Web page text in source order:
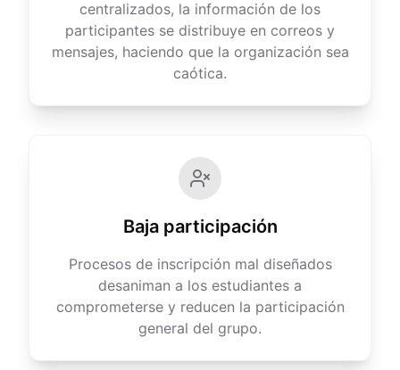
centralizados, la información de los
participantes se distribuye en correos y
mensajes, haciendo que la organización sea
caótica.
Baja participación
Procesos de inscripción mal diseñados
desaniman a los estudiantes a
comprometerse y reducen la participación
general del grupo.